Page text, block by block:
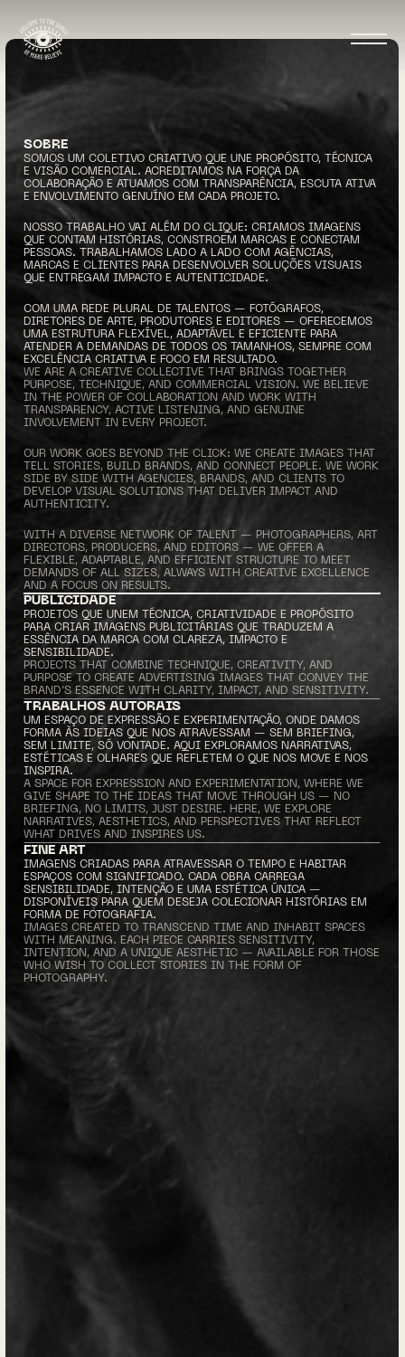
SOBRE
SOMOS UM COLETIVO CRIATIVO QUE UNE PROPÓSITO, TÉCNICA
E VISÃO COMERCIAL. ACREDITAMOS NA FORÇA DA
COLABORAÇÃO E ATUAMOS COM TRANSPARÊNCIA, ESCUTA ATIVA
E ENVOLVIMENTO GENUÍNO EM CADA PROJETO.
NOSSO TRABALHO VAI ALÉM DO CLIQUE: CRIAMOS IMAGENS
QUE CONTAM HISTÓRIAS, CONSTROEM MARCAS E CONECTAM
PESSOAS. TRABALHAMOS LADO A LADO COM AGÊNCIAS,
MARCAS E CLIENTES PARA DESENVOLVER SOLUÇÕES VISUAIS
QUE ENTREGAM IMPACTO E AUTENTICIDADE.
COM UMA REDE PLURAL DE TALENTOS — FOTÓGRAFOS,
DIRETORES DE ARTE, PRODUTORES E EDITORES — OFERECEMOS
UMA ESTRUTURA FLEXÍVEL, ADAPTÁVEL E EFICIENTE PARA
ATENDER A DEMANDAS DE TODOS OS TAMANHOS, SEMPRE COM
EXCELÊNCIA CRIATIVA E FOCO EM RESULTADO.
WE ARE A CREATIVE COLLECTIVE THAT BRINGS TOGETHER
PURPOSE, TECHNIQUE, AND COMMERCIAL VISION. WE BELIEVE
IN THE POWER OF COLLABORATION AND WORK WITH
TRANSPARENCY, ACTIVE LISTENING, AND GENUINE
INVOLVEMENT IN EVERY PROJECT.
OUR WORK GOES BEYOND THE CLICK: WE CREATE IMAGES THAT
TELL STORIES, BUILD BRANDS, AND CONNECT PEOPLE. WE WORK
SIDE BY SIDE WITH AGENCIES, BRANDS, AND CLIENTS TO
DEVELOP VISUAL SOLUTIONS THAT DELIVER IMPACT AND
AUTHENTICITY.
WITH A DIVERSE NETWORK OF TALENT — PHOTOGRAPHERS, ART
DIRECTORS, PRODUCERS, AND EDITORS — WE OFFER A
FLEXIBLE, ADAPTABLE, AND EFFICIENT STRUCTURE TO MEET
DEMANDS OF ALL SIZES, ALWAYS WITH CREATIVE EXCELLENCE
AND A FOCUS ON RESULTS.
PUBLICIDADE
PROJETOS QUE UNEM TÉCNICA, CRIATIVIDADE E PROPÓSITO
PARA CRIAR IMAGENS PUBLICITÁRIAS QUE TRADUZEM A
ESSÊNCIA DA MARCA COM CLAREZA, IMPACTO E
SENSIBILIDADE.
PROJECTS THAT COMBINE TECHNIQUE, CREATIVITY, AND
PURPOSE TO CREATE ADVERTISING IMAGES THAT CONVEY THE
BRAND’S ESSENCE WITH CLARITY, IMPACT, AND SENSITIVITY.
TRABALHOS AUTORAIS
UM ESPAÇO DE EXPRESSÃO E EXPERIMENTAÇÃO, ONDE DAMOS
FORMA ÀS IDEIAS QUE NOS ATRAVESSAM — SEM BRIEFING,
SEM LIMITE, SÓ VONTADE. AQUI EXPLORAMOS NARRATIVAS,
ESTÉTICAS E OLHARES QUE REFLETEM O QUE NOS MOVE E NOS
INSPIRA.
A SPACE FOR EXPRESSION AND EXPERIMENTATION, WHERE WE
GIVE SHAPE TO THE IDEAS THAT MOVE THROUGH US — NO
BRIEFING, NO LIMITS, JUST DESIRE. HERE, WE EXPLORE
NARRATIVES, AESTHETICS, AND PERSPECTIVES THAT REFLECT
WHAT DRIVES AND INSPIRES US.
FINE ART
IMAGENS CRIADAS PARA ATRAVESSAR O TEMPO E HABITAR
ESPAÇOS COM SIGNIFICADO. CADA OBRA CARREGA
SENSIBILIDADE, INTENÇÃO E UMA ESTÉTICA ÚNICA —
DISPONÍVEIS PARA QUEM DESEJA COLECIONAR HISTÓRIAS EM
FORMA DE FOTOGRAFIA.
IMAGES CREATED TO TRANSCEND TIME AND INHABIT SPACES
WITH MEANING. EACH PIECE CARRIES SENSITIVITY,
INTENTION, AND A UNIQUE AESTHETIC — AVAILABLE FOR THOSE
WHO WISH TO COLLECT STORIES IN THE FORM OF
PHOTOGRAPHY.